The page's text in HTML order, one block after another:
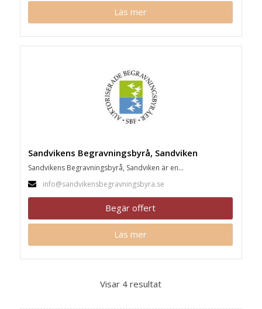
Läs mer
Sandvikens Begravningsbyrå, Sandviken
Sandvikens Begravningsbyrå, Sandviken är en...
info@sandvikensbegravningsbyra.se
Begär offert
Läs mer
Visar 4 resultat